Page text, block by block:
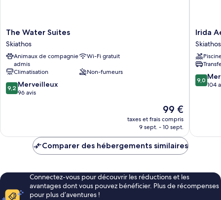
The
Water
Suites
Skiathos
The Water Suites
Skiathos
Animaux de compagnie
admis
Wi-Fi gratuit
Climatisation
Non-fumeurs
9.2
sur
9,2 Merveilleux
96 avis
Le
nouveau
prix
de
99 €
taxes et frais compris
9 sept. - 10 sept.
Irida
Aegean
View
Skiathos
Irida
Skiathos
9.0
sur
9,0
104
Comparer des hébergements similaires
Connectez-vous pour découvrir les réductions et les
avantages dont vous pouvez bénéficier. Plus de récompenses
pour plus d’aventures !